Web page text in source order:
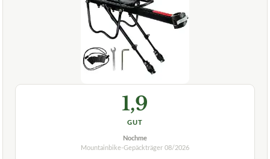
1,9
GUT
Nochme
Mountainbike-Gepäckträger 08/2026